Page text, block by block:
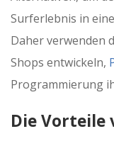
Surferlebnis in
Daher verwenden
Shops entwickeln,
Programmierung
Die Vorteile